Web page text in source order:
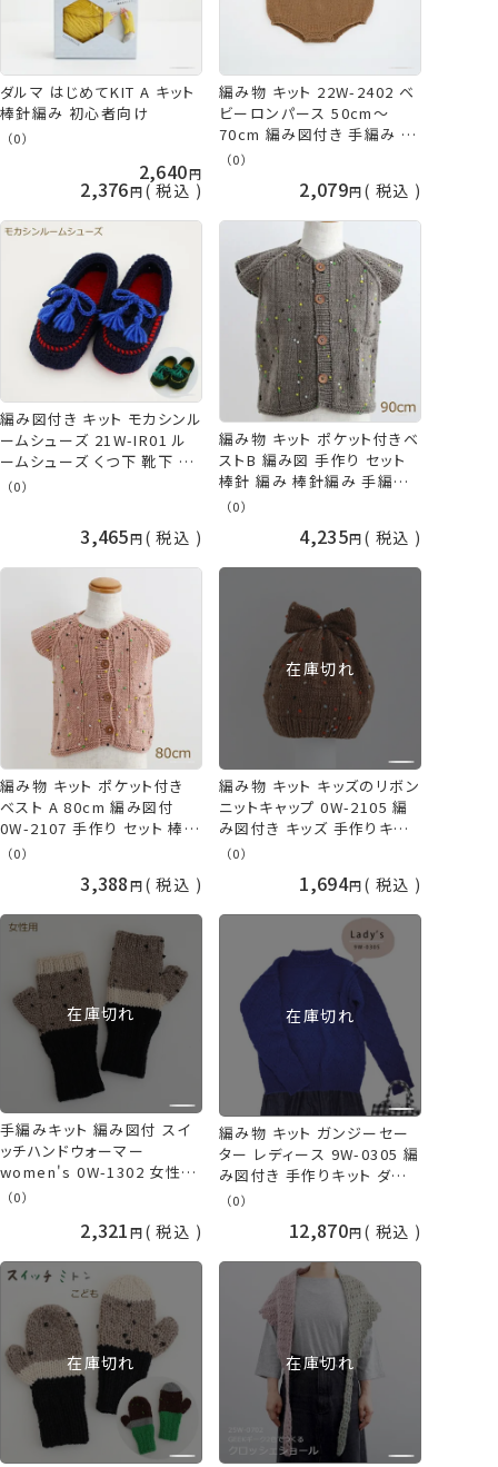
ダルマ はじめてKIT A キット
棒針編み 初心者向け
（0）
2,640
2,376 税込
編み物 キット 22W-2402 ベ
ビーロンパース 50cm～
70cm 編み図付き 手編み ロ
ンパース 手作り キット やわ
毛糸 横田 daruma ykt 手芸
の山久
（0）
2,079 税込
編み図付き キット モカシンル
ームシューズ 21W-IR01 ル
ームシューズ くつ下 靴下 手
編み ダルマ 横田 手芸の山
（0）
3,465 税込
編み物 キット ポケット付きベ
ストB 編み図 手作り セット
棒針 編み 棒針編み 手編み
キット 手作りキット 冬物 秋
セーター ベスト 子供 こども
ベビー キッズ 手編み 手作り
マ DARUMA 手芸の山久
（0）
4,235 税込
編み物 キット ポケット付き
ベスト A 80cm 編み図付
0W-2107 手作り セット 棒針
編み 棒針編み 手編みキット
いい シンプル 洋服 セーター
子供 こども ベビー キッズ 手
編み 手作り 手芸 毛糸 ピン
ク 横田 DARUMA ダルマ 手
芸の山久
（0）
3,388 税込
在庫切れ
編み物 キット キッズのリボン
ニットキャップ 0W-2105 編
み図付き キッズ 手作りキット
帽子 手芸 手編み 毛糸 棒針
手作り 子供 こども 手編み
ダルマ 横田 手芸の山久
（0）
1,694 税込
在庫切れ
手編みキット 編み図付 スイ
ッチハンドウォーマー
women's 0W-1302 女性用
手袋 編み物 手作りキット ダ
（0）
2,321 税込
在庫切れ
編み物 キット ガンジーセー
ター レディース 9W-0305 編
み図付き 手作りキット ダルマ
手芸の山久
（0）
12,870 税込
在庫切れ 在庫切れ